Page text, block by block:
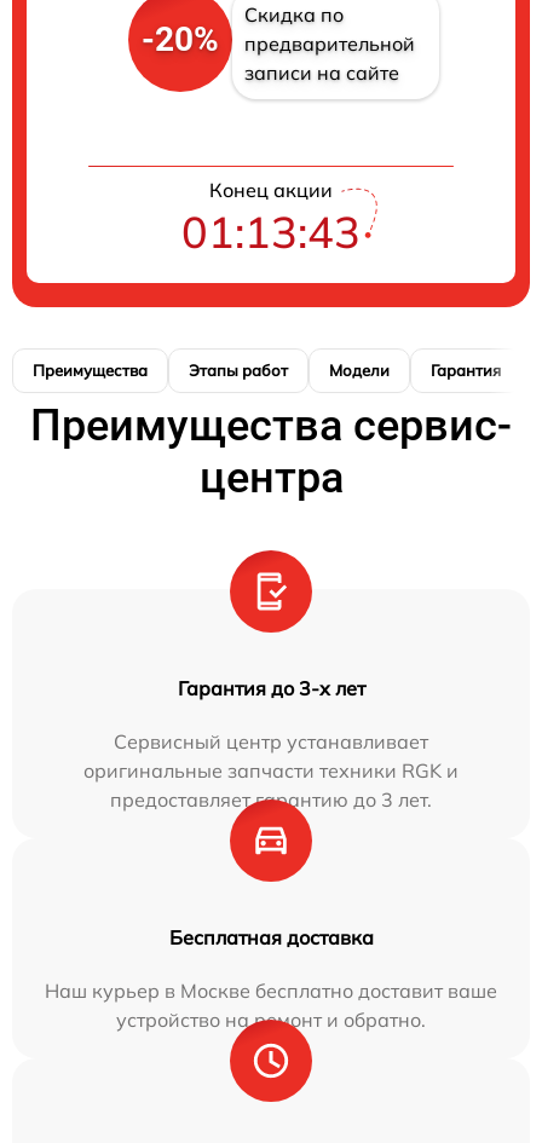
-20%
Скидка по
предварительной
записи на сайте
Конец акции
01:13:42
Преимущества Этапы работ Модели Гарантия
Преимущества сервис-
центра
Гарантия до 3-х лет
Сервисный центр устанавливает
оригинальные запчасти техники RGK и
предоставляет гарантию до 3 лет.
Бесплатная доставка
Наш курьер в Москве бесплатно доставит ваше
устройство на ремонт и обратно.